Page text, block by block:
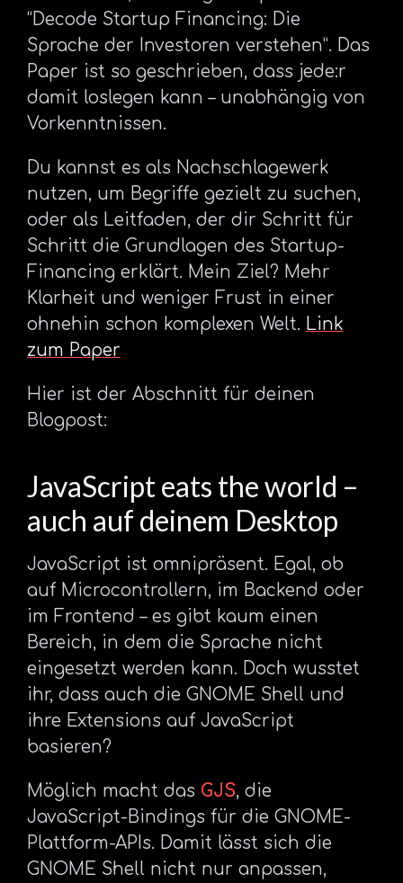
“Decode Startup Financing: Die
Sprache der Investoren verstehen”. Das
Paper ist so geschrieben, dass jede:r
damit loslegen kann – unabhängig von
Vorkenntnissen.
Du kannst es als Nachschlagewerk
nutzen, um Begriffe gezielt zu suchen,
oder als Leitfaden, der dir Schritt für
Schritt die Grundlagen des Startup-
Financing erklärt. Mein Ziel? Mehr
Klarheit und weniger Frust in einer
ohnehin schon komplexen Welt. Link
zum Paper
Hier ist der Abschnitt für deinen
Blogpost:
JavaScript eats the world –
auch auf deinem Desktop
JavaScript ist omnipräsent. Egal, ob
auf Microcontrollern, im Backend oder
im Frontend – es gibt kaum einen
Bereich, in dem die Sprache nicht
eingesetzt werden kann. Doch wusstet
ihr, dass auch die GNOME Shell und
ihre Extensions auf JavaScript
basieren?
Möglich macht das GJS, die
JavaScript-Bindings für die GNOME-
Plattform-APIs. Damit lässt sich die
GNOME Shell nicht nur anpassen,